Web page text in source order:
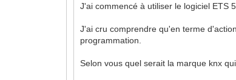
J'ai commencé à utiliser le logiciel ETS
J'ai cru comprendre qu'en terme
programmation.
Selon vous quel serait la marque knx